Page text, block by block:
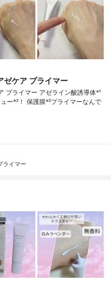
ゼケア プライマー
プライマー アゼライン酸誘導体*¹
ー*²！ 保護膜*²プライマーなんで
ライマー